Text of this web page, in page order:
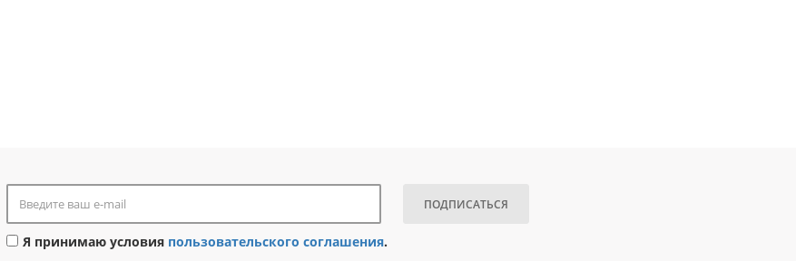
ПОДПИСАТЬСЯ
Я принимаю условия пользовательского соглашения.